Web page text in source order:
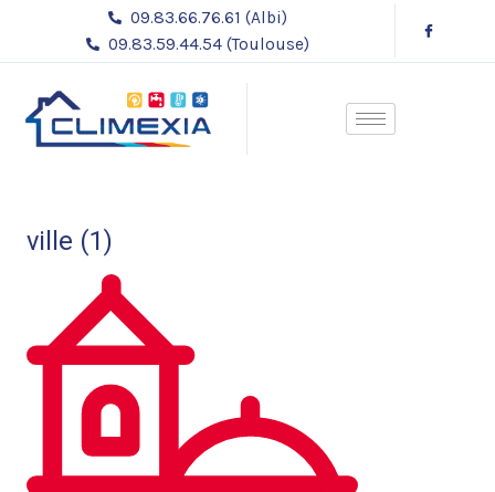
contenu
09.83.66.76.61 (Albi)
09.83.59.44.54 (Toulouse)
ville (1)